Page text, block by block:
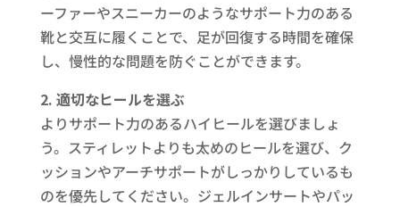
ーファーやスニーカーのようなサポート力のある
靴と交互に履くことで、足が回復する時間を確保
し、慢性的な問題を防ぐことができます。
2. 適切なヒールを選ぶ
よりサポート力のあるハイヒールを選びましょ
う。スティレットよりも太めのヒールを選び、ク
ッションやアーチサポートがしっかりしているも
のを優先してください。ジェルインサートやパッ